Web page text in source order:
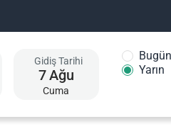
Gidiş Tarihi
7Ağu
Cuma
Bugün
Yarın